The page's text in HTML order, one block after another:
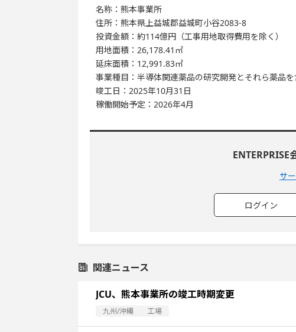
名称：熊本事業所
住所：熊本県上益城郡益城町小谷2083-8
投資金額：約114億円（工事用地取得費用を除く）
用地面積：26,178.41㎡
延床面積：12,991.83㎡
事業種目：半導体関連薬品の研究開発とそれら薬品
竣工日：2025年10月31日
稼働開始予定：2026年4月
ENTERPRISE
サ
ログイン
関連ニュース
JCU、熊本事業所の竣工時期変更
九州/沖縄 工場